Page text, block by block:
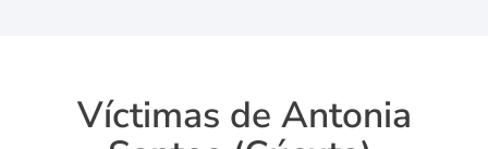
Víctimas de Antonia